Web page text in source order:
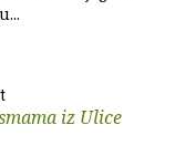
iz Ulice